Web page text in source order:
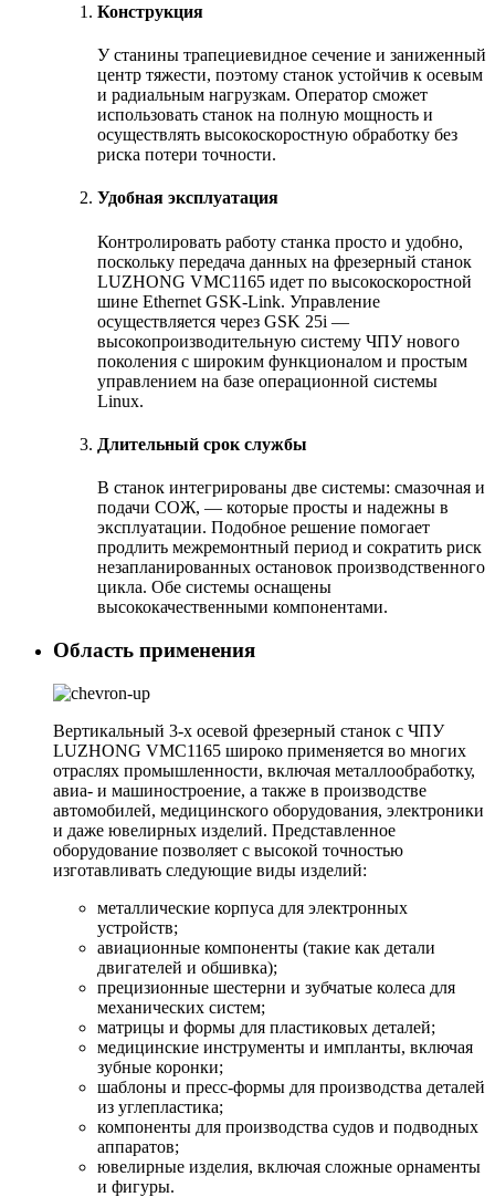
Конструкция
У станины трапециевидное сечение и заниженный
центр тяжести, поэтому станок устойчив к осевым
и радиальным нагрузкам. Оператор сможет
использовать станок на полную мощность и
осуществлять высокоскоростную обработку без
риска потери точности.
Удобная эксплуатация
Контролировать работу станка просто и удобно,
поскольку передача данных на фрезерный станок
LUZHONG VMC1165 идет по высокоскоростной
шине Ethernet GSK-Link. Управление
осуществляется через GSK 25i —
высокопроизводительную систему ЧПУ нового
поколения с широким функционалом и простым
управлением на базе операционной системы
Linux.
Длительный срок службы
В станок интегрированы две системы: смазочная и
подачи СОЖ, — которые просты и надежны в
эксплуатации. Подобное решение помогает
продлить межремонтный период и сократить риск
незапланированных остановок производственного
цикла. Обе системы оснащены
высококачественными компонентами.
Область применения
Вертикальный 3-х осевой фрезерный станок с ЧПУ
LUZHONG VMC1165 широко применяется во многих
отраслях промышленности, включая металлообработку,
авиа- и машиностроение, а также в производстве
автомобилей, медицинского оборудования, электроники
и даже ювелирных изделий. Представленное
оборудование позволяет с высокой точностью
изготавливать следующие виды изделий:
металлические корпуса для электронных
устройств;
авиационные компоненты (такие как детали
двигателей и обшивка);
прецизионные шестерни и зубчатые колеса для
механических систем;
матрицы и формы для пластиковых деталей;
медицинские инструменты и импланты, включая
зубные коронки;
шаблоны и пресс-формы для производства деталей
из углепластика;
компоненты для производства судов и подводных
аппаратов;
ювелирные изделия, включая сложные орнаменты
и фигуры.